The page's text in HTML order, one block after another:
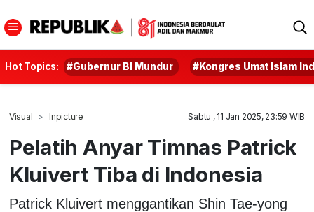
Hot Topics: #Gubernur BI Mundur #Kongres Umat Islam
Visual Inpicture Sabtu , 11 Jan 2025, 23:59 WIB
Pelatih Anyar Timnas Patrick
Kluivert Tiba di Indonesia
Patrick Kluivert menggantikan Shin Tae-yong